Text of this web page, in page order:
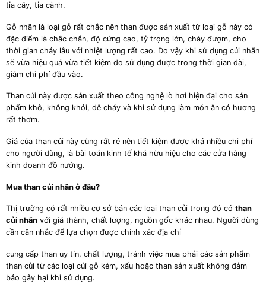
tỉa cây, tỉa cành.
Gỗ nhãn là loại gỗ rất chắc nên than được sản xuất từ loại gỗ này có
đặc điểm là chắc chắn, độ cứng cao, tỷ trọng lớn, cháy đượm, cho
thời gian cháy lâu với nhiệt lượng rất cao. Do vậy khi sử dụng củi nhãn
sẽ vừa hiệu quả vừa tiết kiệm do sử dụng được trong thời gian dài,
giảm chi phí đầu vào.
Than củi này được sản xuất theo công nghệ lò hơi hiện đại cho sản
phẩm khô, không khói, dễ cháy và khi sử dụng làm món ăn có hương
rất thơm.
Giá của than củi này cũng rất rẻ nên tiết kiệm được khá nhiều chi phí
cho người dùng, là bài toán kinh tế khá hữu hiệu cho các cửa hàng
kinh doanh đồ nướng.
Mua than củi nhãn ở đâu?
Thị trường có rất nhiều cơ sở bán các loại than củi trong đó có than
củi nhãnvới giá thành, chất lượng, nguồn gốc khác nhau. Người dùng
cần cân nhắc để lựa chọn được chính xác địa chỉ
cung cấp than uy tín, chất lượng, tránh việc mua phải các sản phẩm
than củi từ các loại củi gỗ kém, xấu hoặc than sản xuất không đảm
bảo gây hại khi sử dụng.